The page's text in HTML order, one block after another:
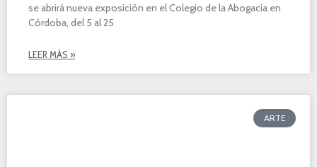
se abrirá nueva exposición en el Colegio de la Abogacía en
Córdoba, del 5 al 25
LEER MÁS »
ARTE